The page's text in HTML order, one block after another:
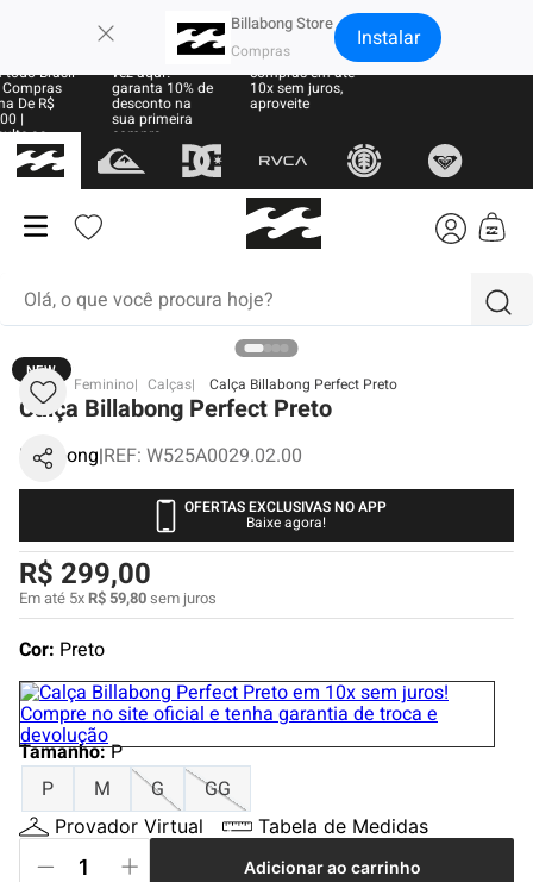
Billabong Store Instalar
todo Brasil
De R$
|
as
Sua primeira
vez aqui?
garanta 10% de
desconto na
sua primeira
compra
Parcele suas
compras em até
10x sem juros,
aproveite
NEW
BB Feminino Calças Calça Billabong Perfect Preto
Calça Billabong Perfect Preto
Billabong|REF: W525A0029.02.00
OFERTAS EXCLUSIVAS NO APP
Baixe agora!
R$ 299,00
Em até 5xR$ 59,80sem juros
Cor: Preto
Tamanho:P
P
M G GG
Provador Virtual Tabela de Medidas
Adicionar ao carrinho
termos mais buscados
1º
moletom
2º
regata
boardshort
4º
boné
5º
bermuda
6º
camiseta
8º
carteira
9º
mochila
10
calça